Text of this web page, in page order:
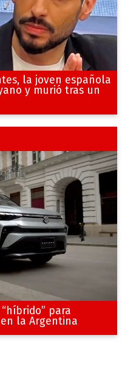
la joven española
y murió tras un
para
la Argentina